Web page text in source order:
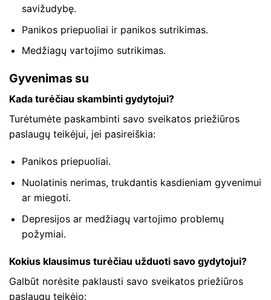
savižudybę.
Panikos priepuoliai ir panikos sutrikimas.
Medžiagų vartojimo sutrikimas.
Gyvenimas su
Kada turėčiau skambinti gydytojui?
Turėtumėte paskambinti savo sveikatos priežiūros
paslaugų teikėjui, jei pasireiškia:
Panikos priepuoliai.
Nuolatinis nerimas, trukdantis kasdieniam gyvenimui
ar miegoti.
Depresijos ar medžiagų vartojimo problemų
požymiai.
Kokius klausimus turėčiau užduoti savo gydytojui?
Galbūt norėsite paklausti savo sveikatos priežiūros
paslaugų teikėjo: